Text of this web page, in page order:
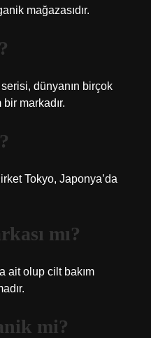
mağazasıdır.
dünyanın birçok
markadır.
Tokyo, Japonya’da
mı?
ait olup cilt bakım
mi?